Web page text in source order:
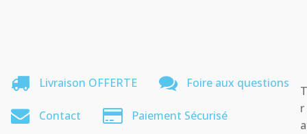
Livraison OFFERTE Foire aux questions
Contact Paiement Sécurisé
r
a